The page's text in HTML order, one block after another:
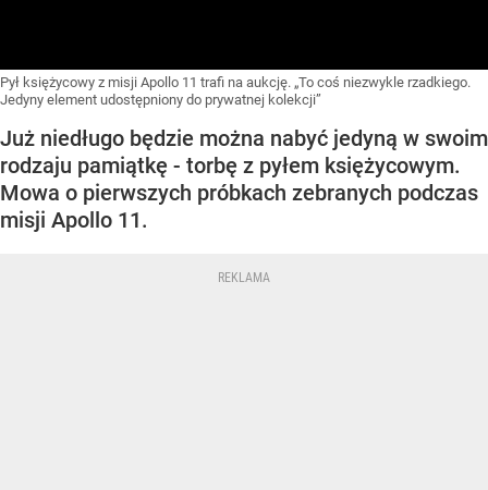
Pył księżycowy z misji Apollo 11 trafi na aukcję. „To coś niezwykle rzadkiego.
Jedyny element udostępniony do prywatnej kolekcji”
Już niedługo będzie można nabyć jedyną w swoim
rodzaju pamiątkę - torbę z pyłem księżycowym.
Mowa o pierwszych próbkach zebranych podczas
misji Apollo 11.